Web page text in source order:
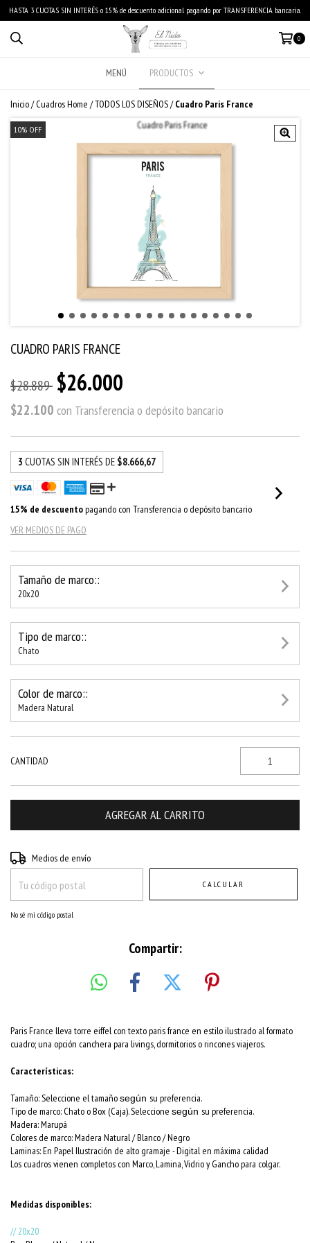
HASTA 3 CUOTAS SIN INTERÉS o 15% de descuento adicional pagando por TRANSFERENCIA bancaria.
0
MENÚ PRODUCTOS
Inicio/ Cuadros Home /TODOS LOS DISEÑOS/ Cuadro Paris France
10% OFF
CUADRO PARIS FRANCE
$28.889 $26.000
$22.100 con Transferencia o depósito bancario
3 CUOTAS SIN INTERÉS DE $8.666,67
15% de descuentopagando con Transferencia o depósito bancario
VER MEDIOS DE PAGO
Tamaño de marco::
20x20
Tipo de marco::
Chato
Color de marco::
Madera Natural
CANTIDAD
Entregas para el CP:
Medios de envío
CALCULAR
No sé mi código postal
Compartir:
Paris France lleva torre eiffel con texto paris france en estilo ilustrado al formato
cuadro; una opción canchera para livings, dormitorios o rincones viajeros.
Características:
Tamaño: Seleccione el tamañosegún su preferencia.
Tipo de marco: Chato o Box (Caja). Seleccione según su preferencia.
Madera: Marupá
Colores de marco:Madera Natural / Blanco / Negro
Laminas: En Papel Ilustración de alto gramaje - Digital en máxima calidad
Los cuadros vienen completos con Marco, Lamina, Vidrio y Gancho para colgar.
Medidas disponibles:
// 20x20